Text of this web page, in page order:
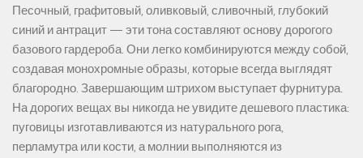
Песочный, графитовый, оливковый, сливочный, глубокий
синий и антрацит — эти тона составляют основу дорогого
базового гардероба. Они легко комбинируются между собой,
создавая монохромные образы, которые всегда выглядят
благородно. Завершающим штрихом выступает фурнитура.
На дорогих вещах вы никогда не увидите дешевого пластика:
пуговицы изготавливаются из натурального рога,
перламутра или кости, а молнии выполняются из